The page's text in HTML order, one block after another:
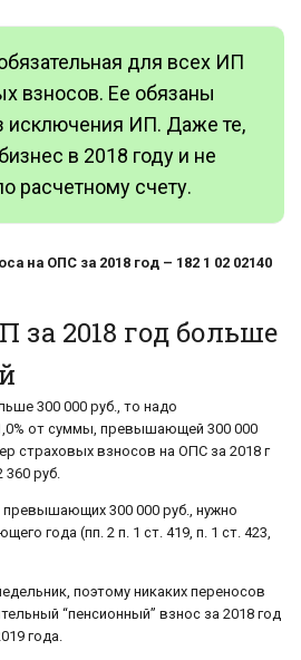
для всех ИП
взносов. Ее обязаны
исключения ИП. Даже те,
в 2018 году и не
расчетному счету.
на ОПС за 2018 год – 182 1 02 02140
за 2018 год больше
300 000 руб., то надо
от суммы, превышающей 300 000
страховых взносов на ОПС за 2018 г
руб.
300 000 руб., нужно
года (пп. 2 п. 1 ст. 419, п. 1 ст. 423,
поэтому никаких переносов
“пенсионный” взнос за 2018 год
года.